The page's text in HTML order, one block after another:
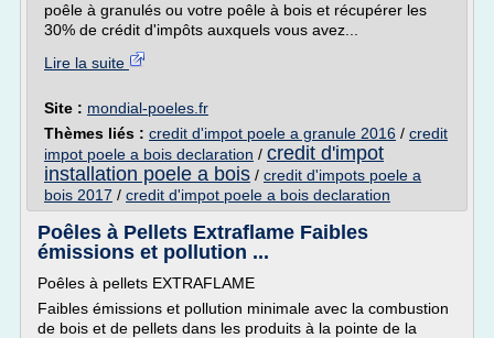
poêle à granulés ou votre poêle à bois et récupérer les
30% de crédit d'impôts auxquels vous avez...
Lire la suite
Site : mondial-poeles.fr
Thèmes liés : credit d'impot poele a granule 2016 / credit
impot poele a bois declaration / credit d'impot
installation poele a bois / credit d'impots poele a
bois 2017 / credit d'impot poele a bois declaration
Poêles à Pellets Extraflame Faibles
émissions et pollution ...
Poêles à pellets EXTRAFLAME
Faibles émissions et pollution minimale avec la combustion
de bois et de pellets dans les produits à la pointe de la